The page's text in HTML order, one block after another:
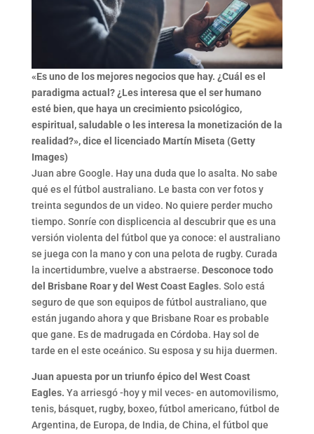
«Es uno de los mejores negocios que hay. ¿Cuál es el
paradigma actual? ¿Les interesa que el ser humano
esté bien, que haya un crecimiento psicológico,
espiritual, saludable o les interesa la monetización de la
realidad?», dice el licenciado Martín Miseta (Getty
Images)
Juan abre Google. Hay una duda que lo asalta. No sabe
qué es el fútbol australiano. Le basta con ver fotos y
treinta segundos de un video. No quiere perder mucho
tiempo. Sonríe con displicencia al descubrir que es una
versión violenta del fútbol que ya conoce: el australiano
se juega con la mano y con una pelota de rugby. Curada
la incertidumbre, vuelve a abstraerse. Desconoce todo
del Brisbane Roar y del West Coast Eagles. Solo está
seguro de que son equipos de fútbol australiano, que
están jugando ahora y que Brisbane Roar es probable
que gane. Es de madrugada en Córdoba. Hay sol de
tarde en el este oceánico. Su esposa y su hija duermen.
Juan apuesta por un triunfo épico del West Coast
Eagles. Ya arriesgó -hoy y mil veces- en automovilismo,
tenis, básquet, rugby, boxeo, fútbol americano, fútbol de
Argentina, de Europa, de India, de China, el fútbol que